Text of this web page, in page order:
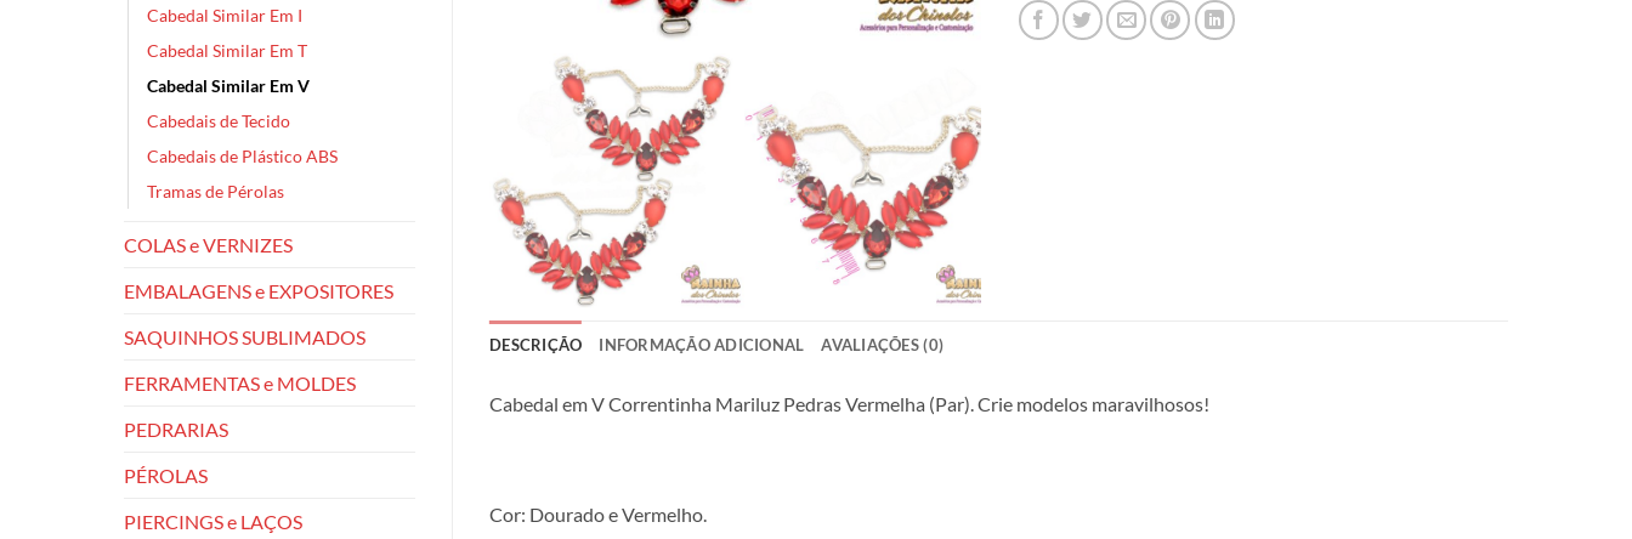
Cabedal Similar Em I
Cabedal Similar Em T
Cabedal Similar Em V
Cabedais de Tecido
Cabedais de Plástico ABS
Tramas de Pérolas
COLAS e VERNIZES
EMBALAGENS e EXPOSITORES
SAQUINHOS SUBLIMADOS
FERRAMENTAS e MOLDES
PEDRARIAS
PÉROLAS
PIERCINGS e LAÇOS
DESCRIÇÃO INFORMAÇÃO ADICIONAL AVALIAÇÕES (0)
Cabedal em V Correntinha Mariluz Pedras Vermelha (Par). Crie modelos maravilhosos!
Cor: Dourado e Vermelho.